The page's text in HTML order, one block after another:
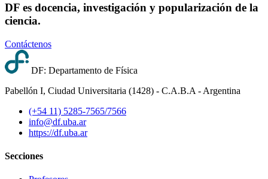
DF es docencia, investigación y popularización de la
ciencia.
Contáctenos
DF: Departamento de Física
Pabellón I, Ciudad Universitaria (1428) - C.A.B.A - Argentina
(+54 11) 5285-7565/7566
info@df.uba.ar
https://df.uba.ar
Secciones